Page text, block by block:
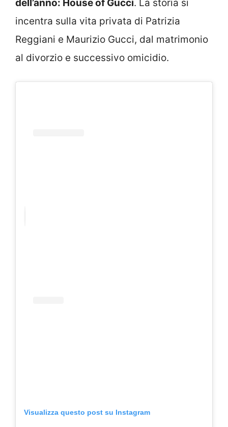
dell’anno: House of Gucci. La storia si
incentra sulla vita privata di Patrizia
Reggiani e Maurizio Gucci, dal matrimonio
al divorzio e successivo omicidio.
Visualizza questo post su Instagram